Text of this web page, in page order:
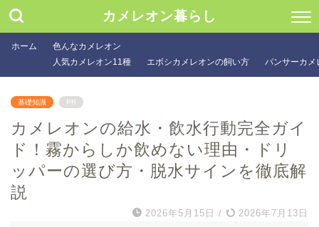
カメレオン暮らし
ホーム
色んなカメレオン
人気カメレオン11種
エボシカメレオンの飼い方 パンサーカメ
基礎知識 PR
カメレオンの給水・飲水行動完全ガイ
ド！霧からしか飲めない理由・ドリ
ッパーの選び方・脱水サインを徹底解
説
2026年5月15日 / 2026年7月13日